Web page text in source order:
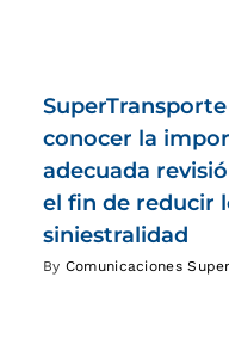
conocer la
adecuada
el fin de reducir
siniestralidad
By Comunicaciones